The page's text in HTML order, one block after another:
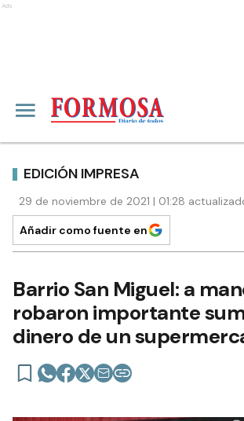
Ads
EDICIÓN IMPRESA
29 de noviembre de 2021 | 01:28
Añadir como fuente en
Barrio San Miguel: a
robaron importante
dinero de un